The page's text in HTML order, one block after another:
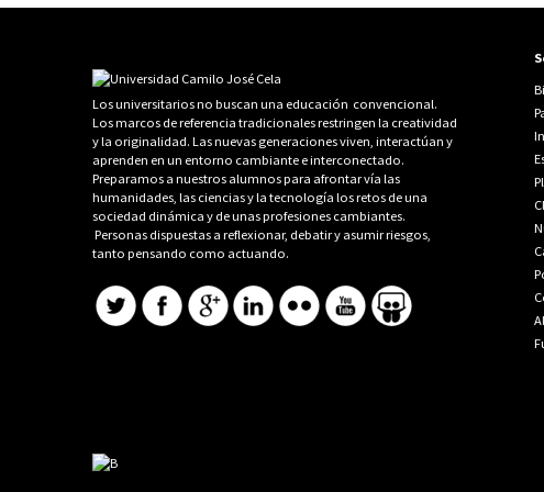
Los universitarios no buscan una educación convencional.
Los marcos de referencia tradicionales restringen la creatividad
y la originalidad. Las nuevas generaciones viven, interactúan y
aprenden en un entorno cambiante e interconectado.
Preparamos a nuestros alumnos para afrontar vía las
humanidades, las ciencias y la tecnología los retos de una
sociedad dinámica y de unas profesiones cambiantes.
Personas dispuestas a reflexionar, debatir y asumir riesgos,
tanto pensando como actuando.